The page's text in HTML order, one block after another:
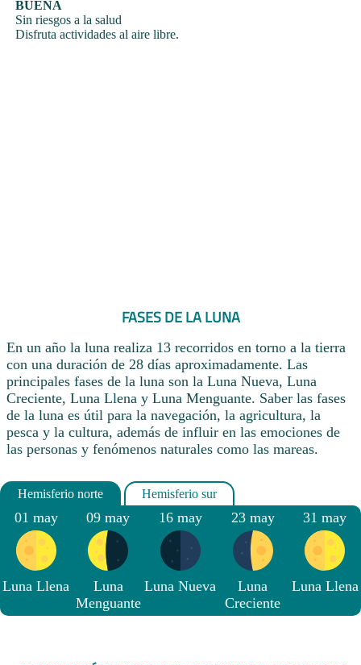
BUENA
Sin riesgos a la salud
Disfruta actividades al aire libre.
FASES DE LA LUNA
En un año la luna realiza 13 recorridos en torno a la tierra
con una duración de 28 días aproximadamente. Las
principales fases de la luna son la Luna Nueva, Luna
Creciente, Luna Llena y Luna Menguante. Saber las fases
de la luna es útil para la navegación, la agricultura, la
pesca y la cultura, además de influir en las emociones de
las personas y fenómenos naturales como las mareas.
01 may
Luna Llena
09 may
Luna
Menguante
16 may
Luna Nueva
23 may
Luna
Creciente
31 may
Luna Llena